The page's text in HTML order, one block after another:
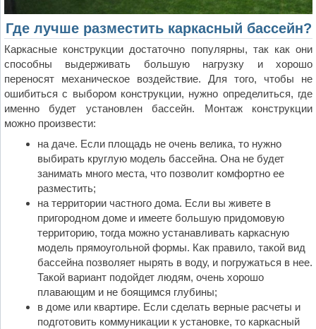
Где лучше разместить каркасный бассейн?
Каркасные конструкции достаточно популярны, так как они
способны выдерживать большую нагрузку и хорошо
переносят механическое воздействие. Для того, чтобы не
ошибиться с выбором конструкции, нужно определиться, где
именно будет установлен бассейн. Монтаж конструкции
можно произвести:
на даче. Если площадь не очень велика, то нужно
выбирать круглую модель бассейна. Она не будет
занимать много места, что позволит комфортно ее
разместить;
на территории частного дома. Если вы живете в
пригородном доме и имеете большую придомовую
территорию, тогда можно устанавливать каркасную
модель прямоугольной формы. Как правило, такой вид
бассейна позволяет нырять в воду, и погружаться в нее.
Такой вариант подойдет людям, очень хорошо
плавающим и не боящимся глубины;
в доме или квартире. Если сделать верные расчеты и
подготовить коммуникации к установке, то каркасный